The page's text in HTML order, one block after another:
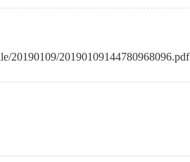
20190109/20190109144780968096.pdf